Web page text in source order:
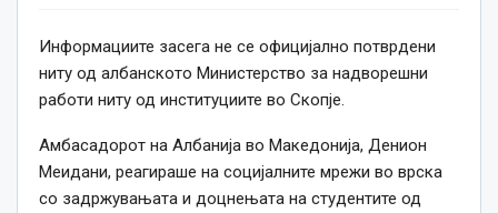
Информациите засега не се официјално потврдени
ниту од албанското Министерство за надворешни
работи ниту од институциите во Скопје.
Амбасадорот на Албанија во Македонија, Денион
Меидани, реагираше на социјалните мрежи во врска
со задржувањата и доцнењата на студентите од